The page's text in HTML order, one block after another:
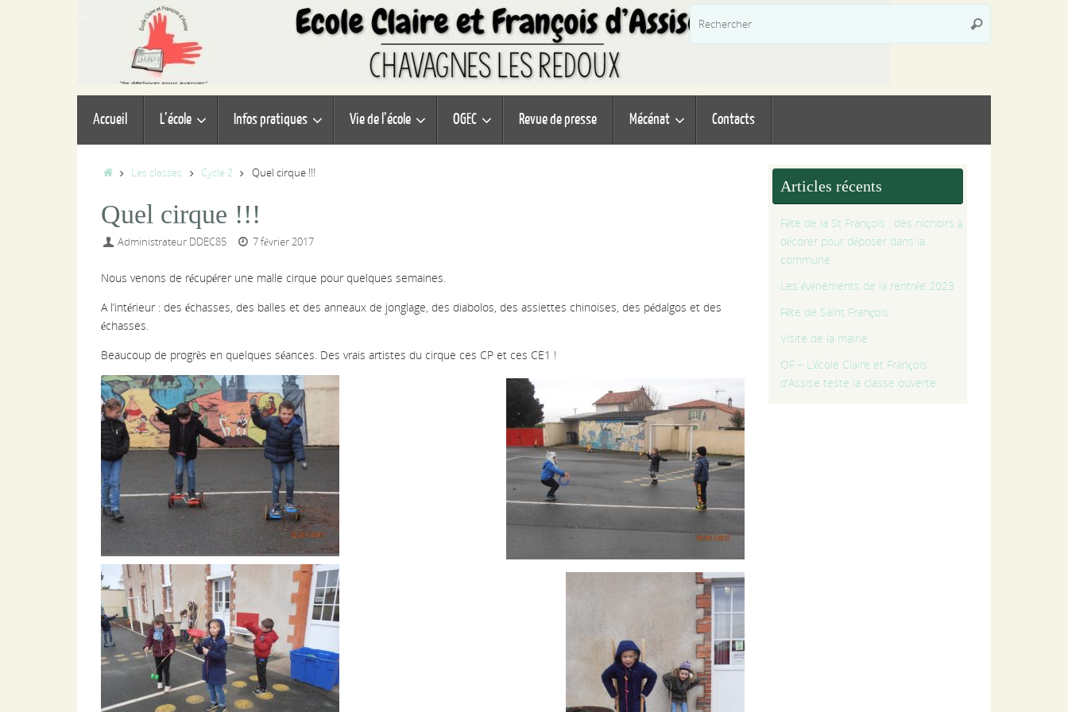
Rechercher
Accueil L’école Infos pratiques Vie de l’école OGEC Revue de presse Mécénat Contacts
AccueilLes classes Cycle 2 Quel cirque !!!
Quel cirque !!!
Administrateur DDEC85 7 février 2017
Nous venons de récupérer une malle cirque pour quelques semaines.
A l’intérieur : des échasses, des balles et des anneaux de jonglage, des diabolos, des assiettes chinoises, des pédalgos et des
échasses.
Beaucoup de progrès en quelques séances. Des vrais artistes du cirque ces CP et ces CE1 !
Articles récents
Fête de la St François : des nichoirs à
décorer pour déposer dans la
commune
Les événements de la rentrée 2023
Fête de Saint François
Visite de la mairie
OF – L’école Claire et François
d’Assise teste la classe ouverte